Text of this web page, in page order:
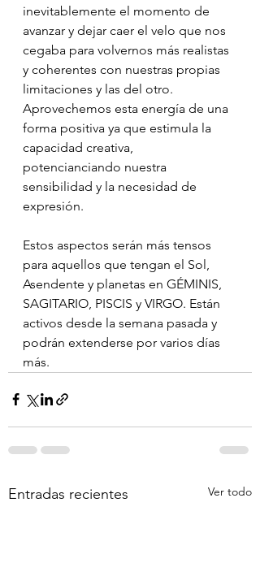
inevitablemente el momento de
avanzar y dejar caer el velo que nos
cegaba para volvernos más realistas
y coherentes con nuestras propias
limitaciones y las del otro.
Aprovechemos esta energía de una
forma positiva ya que estimula la
capacidad creativa,
potencianciando nuestra
sensibilidad y la necesidad de
expresión.
Estos aspectos serán más tensos
para aquellos que tengan el Sol,
Asendente y planetas en GÉMINIS,
SAGITARIO, PISCIS y VIRGO. Están
activos desde la semana pasada y
podrán extenderse por varios días
más.
Entradas recientes Ver todo